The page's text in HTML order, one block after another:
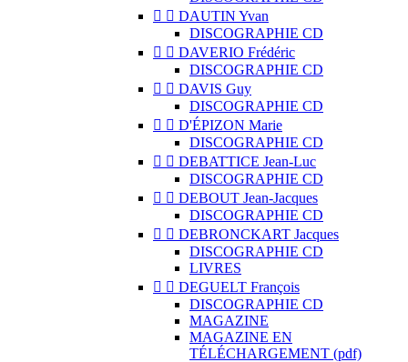
  DAUTIN Yvan
DISCOGRAPHIE CD
  DAVERIO Frédéric
DISCOGRAPHIE CD
  DAVIS Guy
DISCOGRAPHIE CD
  D'ÉPIZON Marie
DISCOGRAPHIE CD
  DEBATTICE Jean-Luc
DISCOGRAPHIE CD
  DEBOUT Jean-Jacques
DISCOGRAPHIE CD
  DEBRONCKART Jacques
DISCOGRAPHIE CD
LIVRES
  DEGUELT François
DISCOGRAPHIE CD
MAGAZINE
MAGAZINE EN
TÉLÉCHARGEMENT (pdf)